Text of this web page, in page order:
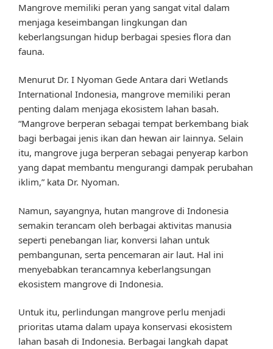
Mangrove memiliki peran yang sangat vital dalam
menjaga keseimbangan lingkungan dan
keberlangsungan hidup berbagai spesies flora dan
fauna.
Menurut Dr. I Nyoman Gede Antara dari Wetlands
International Indonesia, mangrove memiliki peran
penting dalam menjaga ekosistem lahan basah.
“Mangrove berperan sebagai tempat berkembang biak
bagi berbagai jenis ikan dan hewan air lainnya. Selain
itu, mangrove juga berperan sebagai penyerap karbon
yang dapat membantu mengurangi dampak perubahan
iklim,” kata Dr. Nyoman.
Namun, sayangnya, hutan mangrove di Indonesia
semakin terancam oleh berbagai aktivitas manusia
seperti penebangan liar, konversi lahan untuk
pembangunan, serta pencemaran air laut. Hal ini
menyebabkan terancamnya keberlangsungan
ekosistem mangrove di Indonesia.
Untuk itu, perlindungan mangrove perlu menjadi
prioritas utama dalam upaya konservasi ekosistem
lahan basah di Indonesia. Berbagai langkah dapat